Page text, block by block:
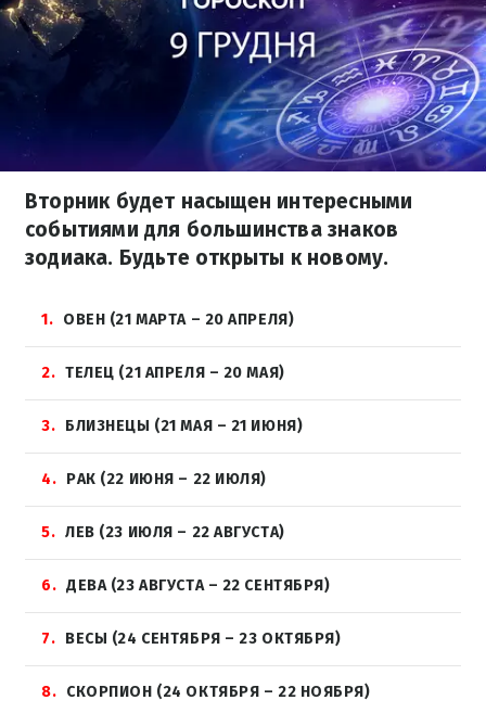
Вторник будет насыщен интересными
событиями для большинства знаков
зодиака. Будьте открыты к новому.
1 ОВЕН (21 МАРТА – 20 АПРЕЛЯ)
2 ТЕЛЕЦ (21 АПРЕЛЯ – 20 МАЯ)
3 БЛИЗНЕЦЫ (21 МАЯ – 21 ИЮНЯ)
4 РАК (22 ИЮНЯ – 22 ИЮЛЯ)
5 ЛЕВ (23 ИЮЛЯ – 22 АВГУСТА)
6 ДЕВА (23 АВГУСТА – 22 СЕНТЯБРЯ)
7 ВЕСЫ (24 СЕНТЯБРЯ – 23 ОКТЯБРЯ)
8 СКОРПИОН (24 ОКТЯБРЯ – 22 НОЯБРЯ)